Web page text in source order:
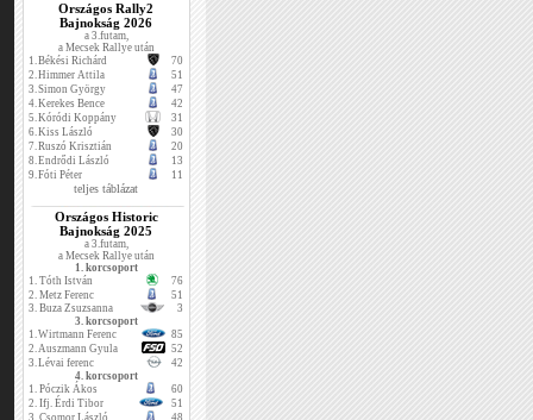
Országos Rally2
Bajnokság 2026
a 3.futam,
a Mecsek Rallye után
1.Békési Richárd
70
2.Himmer Attila
51
3.Simon György
47
4.Kerekes Bence
42
5.Kóródi Koppány
31
6.Kiss László
30
7.Ruszó Krisztián
20
8.Endrődi László
13
9.Fóti Péter 11
teljes táblázat
Országos Historic
Bajnokság 2025
a 3.futam,
a Mecsek Rallye után
1. korcsoport
1. Tóth István
76
2. Metz Ferenc
51
3. Buza Zsuzsanna
3
3. korcsoport
1.Wirtmann Ferenc
85
2.Auszmann Gyula
52
3.Lévai ferenc
42
4. korcsoport
1. Póczik Ákos
60
2. Ifj. Érdi Tibor
51
3. Csomor László
48